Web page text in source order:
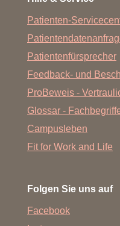
Patienten-
Patientenfürsprecher
Feedback- und
ProBeweis -
Glossar -
Campusleben
Fit for Work and Life
Folgen Sie uns auf
Facebook